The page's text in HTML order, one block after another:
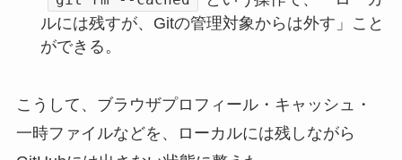
ルには残すが、Gitの管理対象からは外す」こと
ができる。
こうして、ブラウザプロフィール・キャッシュ・
一時ファイルなどを、ローカルには残しながら